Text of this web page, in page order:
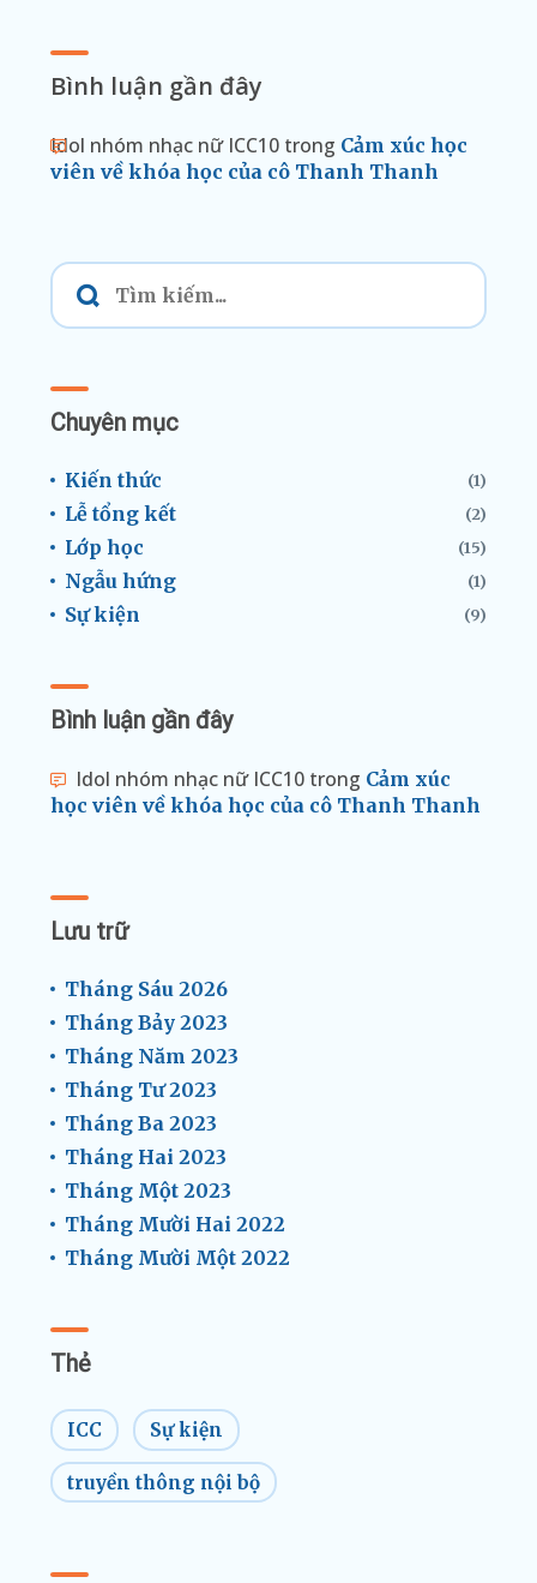
Bình luận gần đây
Idol nhóm nhạc nữ ICC10 trong Cảm xúc học
viên về khóa học của cô Thanh Thanh
Chuyên mục
Kiến thức (1)
Lễ tổng kết (2)
Lớp học (15)
Ngẫu hứng (1)
Sự kiện (9)
Bình luận gần đây
Idol nhóm nhạc nữ ICC10 trong Cảm xúc
học viên về khóa học của cô Thanh Thanh
Lưu trữ
Tháng Sáu 2026
Tháng Bảy 2023
Tháng Năm 2023
Tháng Tư 2023
Tháng Ba 2023
Tháng Hai 2023
Tháng Một 2023
Tháng Mười Hai 2022
Tháng Mười Một 2022
Thẻ
ICC Sự kiện
truyền thông nội bộ